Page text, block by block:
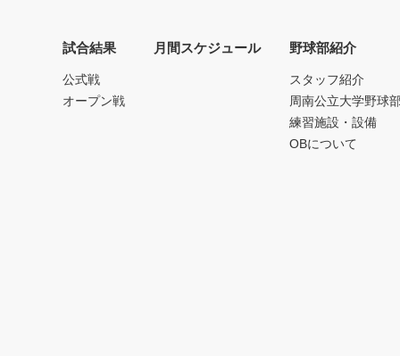
試合結果
公式戦
オープン戦
月間スケジュール 野球部紹介
スタッフ紹介
周南公立大学野球
練習施設・設備
OBについて